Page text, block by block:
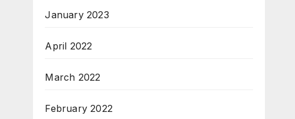
January 2023
April 2022
March 2022
February 2022